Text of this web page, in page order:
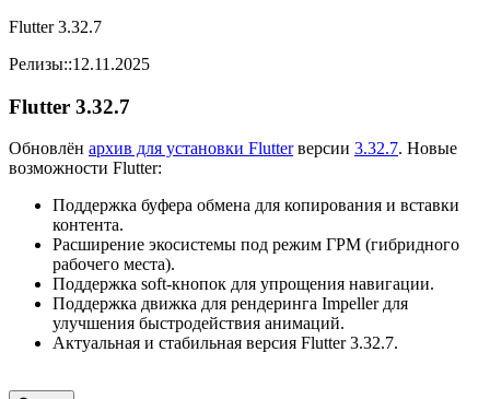
Flutter 3.32.7
Релизы::12.11.2025
Flutter 3.32.7
Обновлён архив для установки Flutterверсии 3.32.7. Новые
возможности Flutter:
Поддержка буфера обмена для копирования и вставки
контента.
Расширение экосистемы под режим ГРМ (гибридного
рабочего места).
Поддержка soft-кнопок для упрощения навигации.
Поддержка движка для рендеринга Impeller для
улучшения быстродействия анимаций.
Актуальная и стабильная версия Flutter 3.32.7.